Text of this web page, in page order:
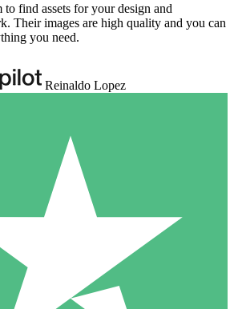
to find assets for your design and
Their images are high quality and you can
you need.
Reinaldo Lopez